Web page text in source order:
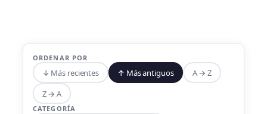
ORDENAR POR
↓ Más recientes ↑ Más antiguos
A → Z
Z → A
CATEGORÍA